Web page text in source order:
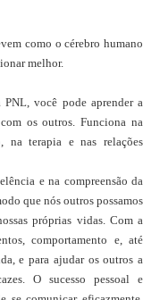
como o cérebro humano
melhor.
você pode aprender a
os outros. Funciona na
na terapia e nas relações
e na compreensão da
que nós outros possamos
próprias vidas. Com a
comportamento e, até
e para ajudar os outros a
O sucesso pessoal e